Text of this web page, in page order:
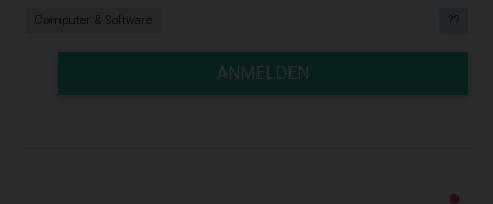
Computer & Software ??
ANMELDEN